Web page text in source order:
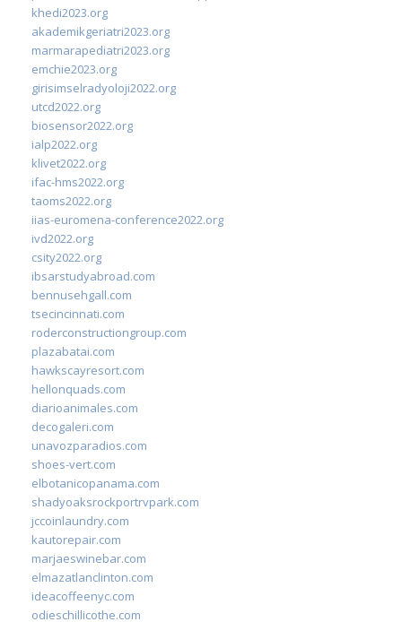
khedi2023.org
akademikgeriatri2023.org
marmarapediatri2023.org
emchie2023.org
girisimselradyoloji2022.org
utcd2022.org
biosensor2022.org
ialp2022.org
klivet2022.org
ifac-hms2022.org
taoms2022.org
iias-euromena-conference2022.org
ivd2022.org
csity2022.org
ibsarstudyabroad.com
bennusehgall.com
tsecincinnati.com
roderconstructiongroup.com
plazabatai.com
hawkscayresort.com
hellonquads.com
diarioanimales.com
decogaleri.com
unavozparadios.com
shoes-vert.com
elbotanicopanama.com
shadyoaksrockportrvpark.com
jccoinlaundry.com
kautorepair.com
marjaeswinebar.com
elmazatlanclinton.com
ideacoffeenyc.com
odieschillicothe.com